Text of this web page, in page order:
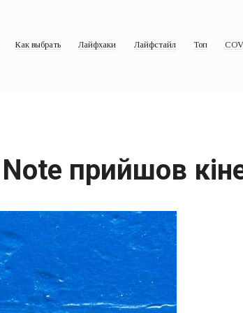
Как выбрать Лайфхаки Лайфстайл Топ
Note прийшов